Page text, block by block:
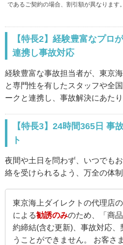
であるご契約の場合、割引額が異なります。
【特長2】経験豊富なプロ
連携し事故対応
経験豊富な事故担当者が、東京
と専門性を有したスタッフや全
ークと連携し、事故解決にあたり
【特長3】24時間365日 事
ト
夜間や土日を問わず、いつでも
絡を受けられるよう、万全の体制
東京海上ダイレクトの代理店
による勧誘のみのため、「商
約締結(含む更新)、事故対応
うことができません。 お客さ